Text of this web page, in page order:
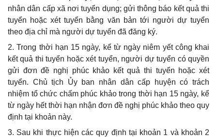
nhân dân cấp xã nơi tuyển dụng; gửi thông báo kết quả thi
tuyển hoặc xét tuyển bằng văn bản tới người dự tuyển
theo địa chỉ mà người dự tuyển đã đăng ký.
2.Trong thời hạn 15 ngày, kể từ ngày niêm yết công khai
kết quả thi tuyển hoặc xét tuyển, người dự tuyển có quyền
gửi đơn đề nghị phúc khảo kết quả thi tuyển hoặc xét
tuyển. Chủ tịch Ủy ban nhân dân cấp huyện có trách
nhiệm tổ chức chấm phúc khảo trong thời hạn 15 ngày, kể
từ ngày hết thời hạn nhận đơn đề nghị phúc khảo theo quy
định tại khoản này.
3. Sau khi thực hiện các quy định tại khoản 1 và khoản 2